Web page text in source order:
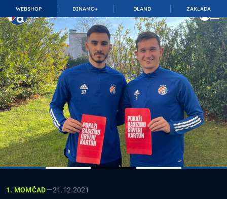
WEBSHOP DINAMO+ DLAND ZAKLADA
TOP_BAR.MembershipSuffix
1. MOMČAD—21.12.2021